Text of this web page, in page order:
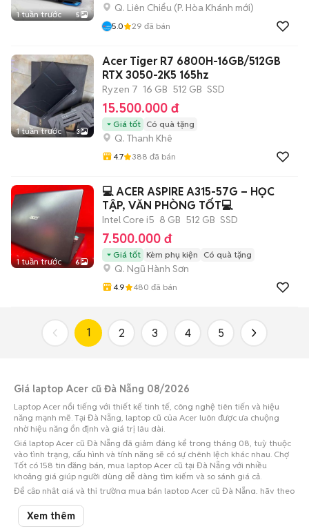
1 tuần trước 5
Q. Liên Chiểu (P. Hòa Khánh mới)
5.0 29 đã bán
1 tuần trước 3
Acer Tiger R7 6800H-16GB/512GB
RTX 3050-2K5 165hz
Ryzen 7 16 GB 512 GB SSD
15.500.000 đ
Giá tốt Có quà tặng
Q. Thanh Khê
4.7 388 đã bán
1 tuần trước 6
💻 ACER ASPIRE A315-57G – HỌC
TẬP, VĂN PHÒNG TỐT💻
Intel Core i5 8 GB 512 GB SSD
7.500.000 đ
Giá tốt Kèm phụ kiện Có quà tặng
Q. Ngũ Hành Sơn
4.9 480 đã bán
1 2 3 4 5
Giá laptop Acer cũ Đà Nẵng 08/2026
Laptop Acer nổi tiếng với thiết kế tinh tế, công nghệ tiên tiến và hiệu
năng mạnh mẽ. Tại Đà Nẵng, laptop cũ của Acer luôn được ưa chuộng
nhờ hiệu năng ổn định và giá trị lâu dài.
Giá laptop Acer cũ Đà Nẵng đã giảm đáng kể trong tháng 08, tuỳ thuộc
vào tình trạng, cấu hình và tính năng sẽ có sự chênh lệch khác nhau. Chợ
Tốt có 158 tin đăng bán, mua laptop Acer cũ tại Đà Nẵng với nhiều
khoảng giá giúp người dùng dễ dàng tìm kiếm và so sánh giá cả.
Để cập nhật giá và thị trường mua bán laptop Acer cũ Đà Nẵng, hãy theo
Top 5 quận huyện có nhiều tin mua bán laptop Acer nhất ở Đà Nẵng
Xem thêm